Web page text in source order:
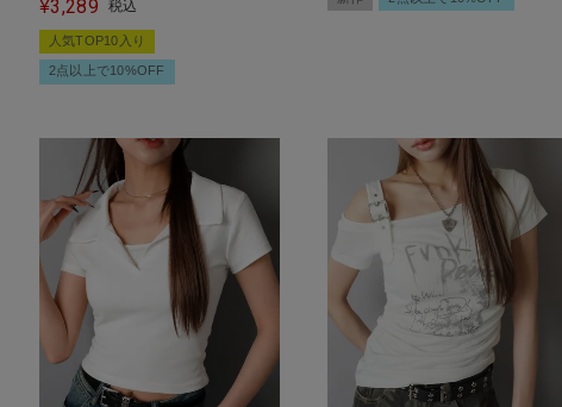
ネック半袖シャツ/袖フリ
ル/全18種類
¥3,289 税込
人気TOP10入り
2点以上で10%OFF